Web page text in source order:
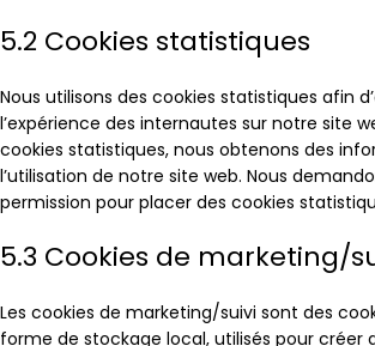
5.2 Cookies statistiques
Nous utilisons des cookies statistiques afin
l’expérience des internautes sur notre site
cookies statistiques, nous obtenons des
l’utilisation de notre site web. Nous
permission pour placer des cookies
5.3 Cookies de marketing/
Les cookies de marketing/suivi sont des
forme de stockage local, utilisés pour créer